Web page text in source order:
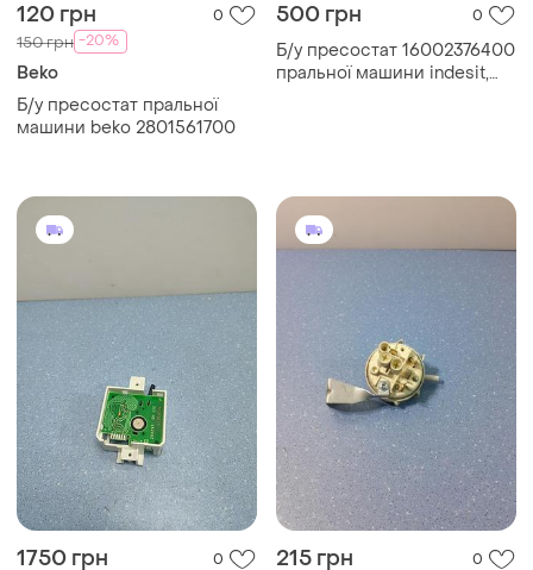
120 грн 0
150 грн -20%
Beko
Б/у пресостат пральної
машини beko 2801561700
500 грн 0
Б/у пресостат 16002376400
пральної машини indesit,
1750 грн 0 215 грн 0